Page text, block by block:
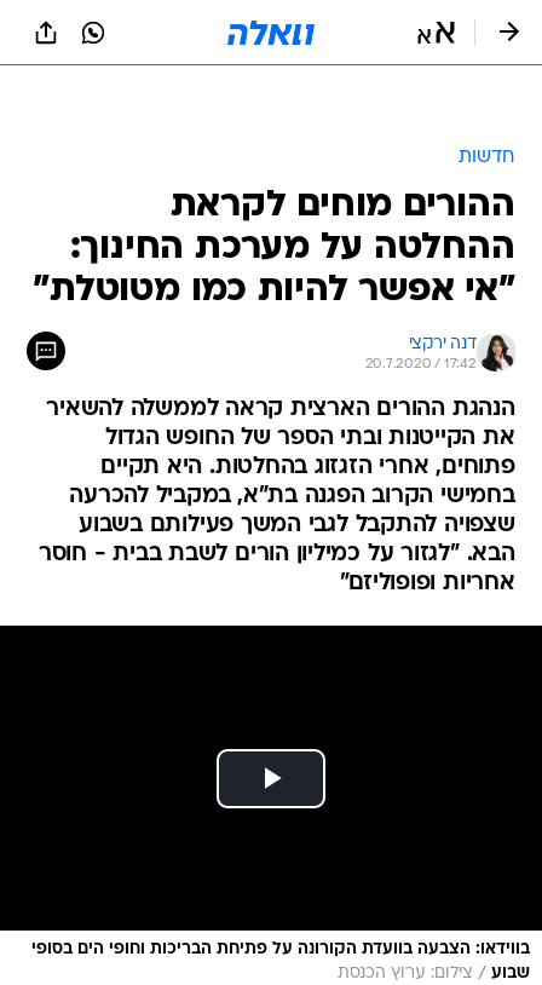
חדשות
ההורים מוחים לקראת
ההחלטה על מערכת החינוך:
"אי אפשר להיות כמו מטוטלת"
דנה ירקצי
20.7.2020 / 17:42
הנהגת ההורים הארצית קראה לממשלה להשאיר
את הקייטנות ובתי הספר של החופש הגדול
פתוחים, אחרי הזגזוג בהחלטות. היא תקיים
בחמישי הקרוב הפגנה בת"א, במקביל להכרעה
שצפויה להתקבל לגבי המשך פעילותם בשבוע
הבא. "לגזור על כמיליון הורים לשבת בבית - חוסר
אחריות ופופוליזם"
בווידאו: הצבעה בוועדת הקורונה על פתיחת הבריכות וחופי הים בסופי
שבוע / צילום: ערוץ הכנסת